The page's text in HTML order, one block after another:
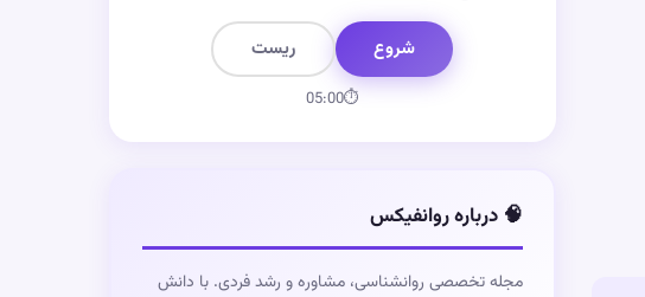
شروع ریست
⏱
05:00
🧠 درباره روانفیکس
مجله تخصصی روانشناسی، مشاوره و رشد فردی. با دانش